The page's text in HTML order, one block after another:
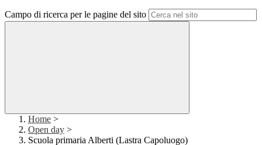
Campo di ricerca per le pagine del sito
Home >
Open day >
Scuola primaria Alberti (Lastra Capoluogo)